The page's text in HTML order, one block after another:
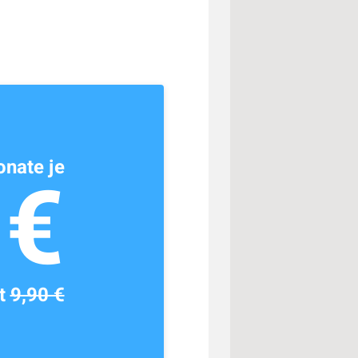
je
9,90 €